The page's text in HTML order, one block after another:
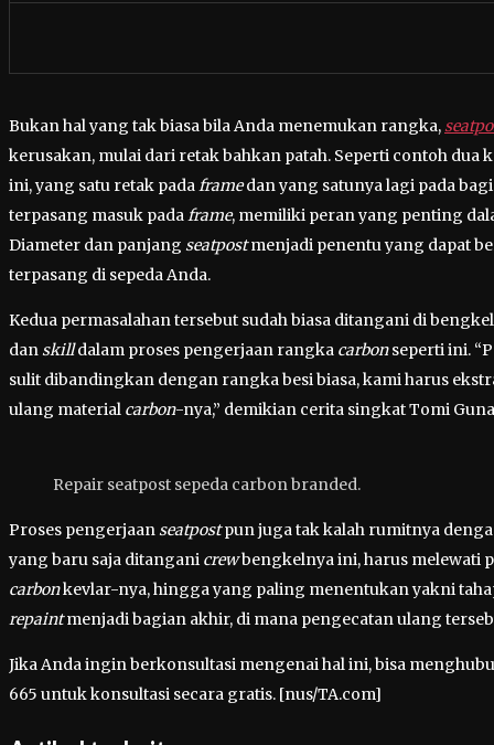
Bukan hal yang tak biasa bila Anda menemukan rangka,
kerusakan, mulai dari retak bahkan patah. Seperti contoh dua
ini, yang satu retak padaframedan yang satunya lagi pada
terpasang masuk padaframe, memiliki peran yang penting
Diameter dan panjang seatpostmenjadi penentu yang dapat
terpasang di sepeda Anda.
Kedua permasalahan tersebut sudah biasa ditangani di
danskilldalam proses pengerjaan rangka carbonseperti ini.
sulit dibandingkan dengan rangka besi biasa, kami harus
ulang material carbon-nya,” demikian cerita singkat Tomi
Repair seatpost sepeda carbon branded.
Proses pengerjaanseatpostpun juga tak kalah rumitnya
yang baru saja ditangani crewbengkelnya ini, harus melewati
carbonkevlar-nya, hingga yang paling menentukan yakni
repaintmenjadi bagian akhir, di mana pengecatan ulang
Jika Anda ingin berkonsultasi mengenai hal ini, bisa
665 untuk konsultasi secara gratis. [nus/TA.com]